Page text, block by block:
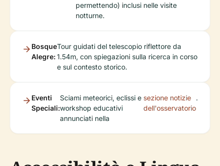
permettendo) inclusi nelle visite
notturne.
Bosque
Alegre:
Tour guidati del telescopio riflettore da
1.54m, con spiegazioni sulla ricerca in corso
e sul contesto storico.
Eventi
Speciali:
Sciami meteorici, eclissi e
workshop educativi
annunciati nella
sezione notizie
dell'osservatorio
.